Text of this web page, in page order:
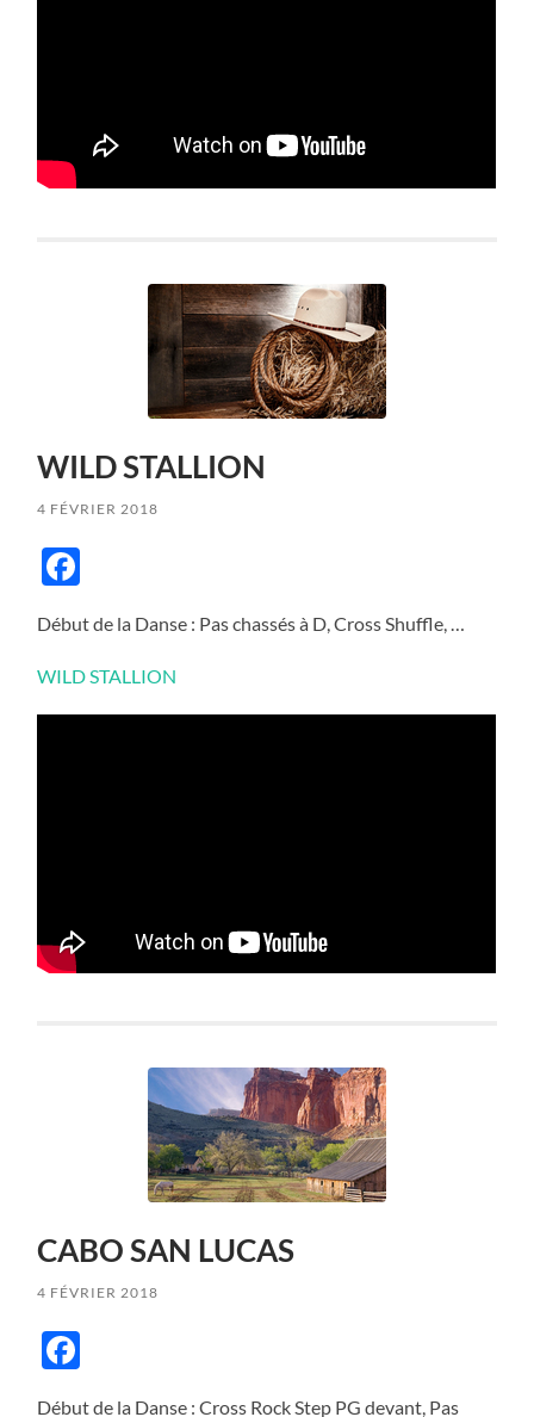
WILD STALLION
4 FÉVRIER 2018
Début de la Danse : Pas chassés à D, Cross Shuffle, …
WILD STALLION
CABO SAN LUCAS
4 FÉVRIER 2018
Début de la Danse : Cross Rock Step PG devant, Pas